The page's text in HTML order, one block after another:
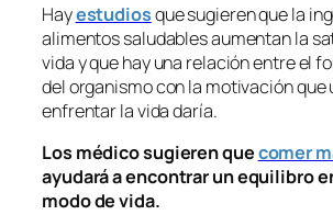
Hayestudiosque sugieren que la
alimentos saludables aumentan la
vida y que hay una relación entre el
del organismo con la motivación que
enfrentar la vida daría.
Los médico sugieren quecomer
ayudará a encontrar un equilibro
modo de vida.